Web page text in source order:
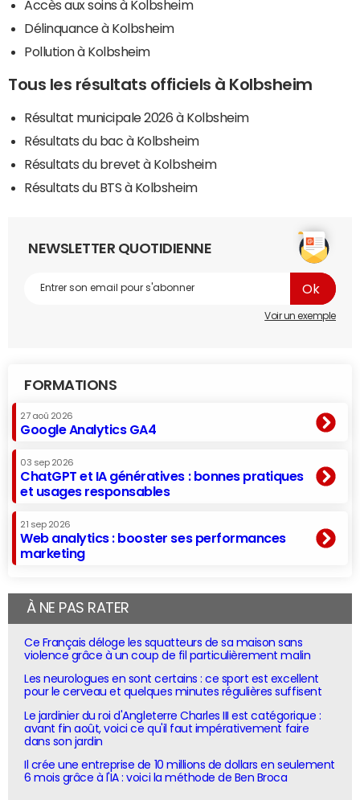
Accès aux soins à Kolbsheim
Délinquance à Kolbsheim
Pollution à Kolbsheim
Tous les résultats officiels à Kolbsheim
Résultat municipale 2026 à Kolbsheim
Résultats du bac à Kolbsheim
Résultats du brevet à Kolbsheim
Résultats du BTS à Kolbsheim
NEWSLETTER QUOTIDIENNE
Voir un exemple
FORMATIONS
27 aoû 2026
Google Analytics GA4
03 sep 2026
ChatGPT et IA génératives : bonnes pratiques
et usages responsables
21 sep 2026
Web analytics : booster ses performances
marketing
À NE PAS RATER
Ce Français déloge les squatteurs de sa maison sans
violence grâce à un coup de fil particulièrement malin
Les neurologues en sont certains : ce sport est excellent
pour le cerveau et quelques minutes régulières suffisent
Le jardinier du roi d'Angleterre Charles III est catégorique :
avant fin août, voici ce qu'il faut impérativement faire
dans son jardin
Il crée une entreprise de 10 millions de dollars en seulement
6 mois grâce à l'IA : voici la méthode de Ben Broca